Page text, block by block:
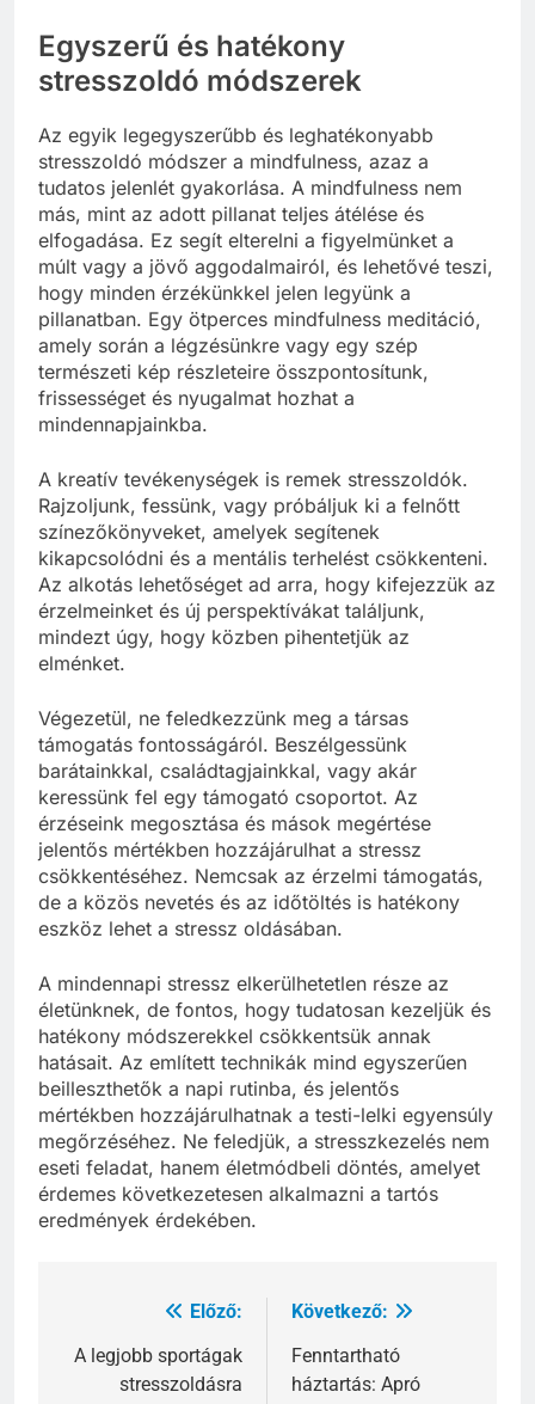
Egyszerű és hatékony
stresszoldó módszerek
Az egyik legegyszerűbb és leghatékonyabb
stresszoldó módszer a mindfulness, azaz a
tudatos jelenlét gyakorlása. A mindfulness nem
más, mint az adott pillanat teljes átélése és
elfogadása. Ez segít elterelni a figyelmünket a
múlt vagy a jövő aggodalmairól, és lehetővé teszi,
hogy minden érzékünkkel jelen legyünk a
pillanatban. Egy ötperces mindfulness meditáció,
amely során a légzésünkre vagy egy szép
természeti kép részleteire összpontosítunk,
frissességet és nyugalmat hozhat a
mindennapjainkba.
A kreatív tevékenységek is remek stresszoldók.
Rajzoljunk, fessünk, vagy próbáljuk ki a felnőtt
színezőkönyveket, amelyek segítenek
kikapcsolódni és a mentális terhelést csökkenteni.
Az alkotás lehetőséget ad arra, hogy kifejezzük az
érzelmeinket és új perspektívákat találjunk,
mindezt úgy, hogy közben pihentetjük az
elménket.
Végezetül, ne feledkezzünk meg a társas
támogatás fontosságáról. Beszélgessünk
barátainkkal, családtagjainkkal, vagy akár
keressünk fel egy támogató csoportot. Az
érzéseink megosztása és mások megértése
jelentős mértékben hozzájárulhat a stressz
csökkentéséhez. Nemcsak az érzelmi támogatás,
de a közös nevetés és az időtöltés is hatékony
eszköz lehet a stressz oldásában.
A mindennapi stressz elkerülhetetlen része az
életünknek, de fontos, hogy tudatosan kezeljük és
hatékony módszerekkel csökkentsük annak
hatásait. Az említett technikák mind egyszerűen
beilleszthetők a napi rutinba, és jelentős
mértékben hozzájárulhatnak a testi-lelki egyensúly
megőrzéséhez. Ne feledjük, a stresszkezelés nem
eseti feladat, hanem életmódbeli döntés, amelyet
érdemes következetesen alkalmazni a tartós
eredmények érdekében.
Bejegyzés
navigáció
Előző:
A legjobb sportágak
stresszoldásra
Következő:
Fenntartható
háztartás: Apró